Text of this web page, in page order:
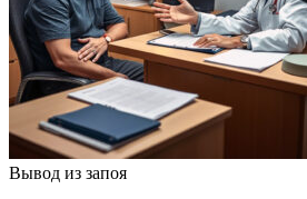
Вывод из запоя